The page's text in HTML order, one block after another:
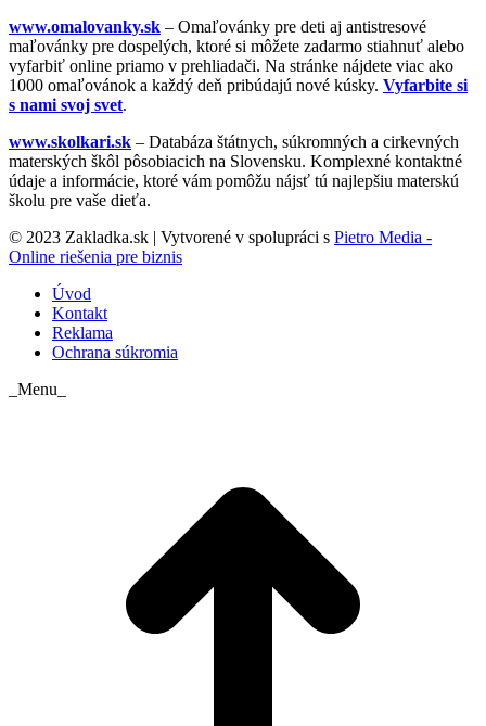
www.omalovanky.sk – Omaľovánky pre deti aj antistresové
maľovánky pre dospelých, ktoré si môžete zadarmo stiahnuť alebo
vyfarbiť online priamo v prehliadači. Na stránke nájdete viac ako
1000 omaľovánok a každý deň pribúdajú nové kúsky. Vyfarbite si
s nami svoj svet.
www.skolkari.sk – Databáza štátnych, súkromných a cirkevných
materských škôl pôsobiacich na Slovensku. Komplexné kontaktné
údaje a informácie, ktoré vám pomôžu nájsť tú najlepšiu materskú
školu pre vaše dieťa.
© 2023 Zakladka.sk | Vytvorené v spolupráci s Pietro Media -
Online riešenia pre biznis
Úvod
Kontakt
Reklama
Ochrana súkromia
_Menu_